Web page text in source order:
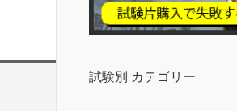
試験別 カテゴリー